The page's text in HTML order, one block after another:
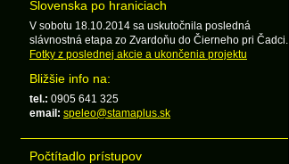
Slovenska po hraniciach
V sobotu 18.10.2014 sa uskutočnila posledná
slávnostná etapa zo Zvardoňu do Čierneho pri Čadci.
Fotky z poslednej akcie a ukončenia projektu
Bližšie info na:
tel.: 0905 641 325
email: speleo@stamaplus.sk
Počtítadlo prístupov